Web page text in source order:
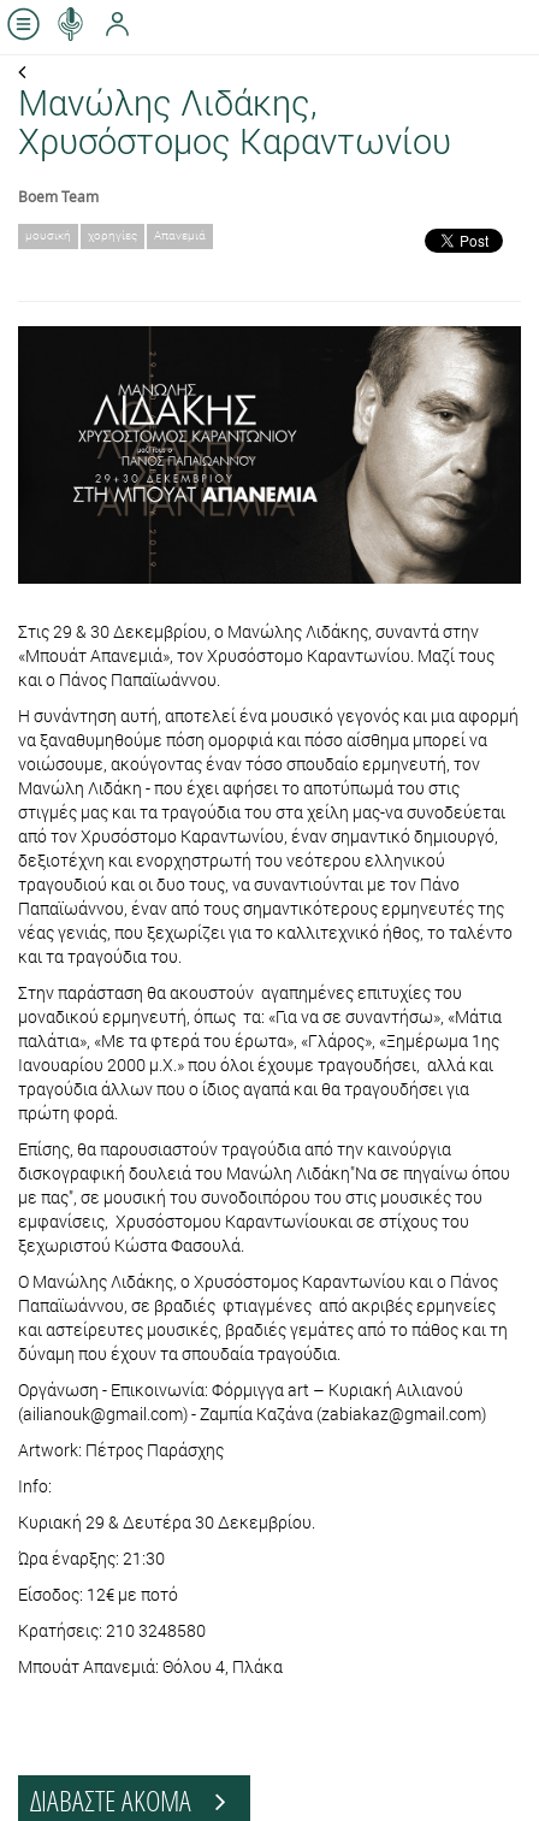
Μανώλης Λιδάκης,
Χρυσόστομος Καραντωνίου
Boem Team
μουσική χορηγίες Απανεμιά
Στις 29 & 30 Δεκεμβρίου, ο Μανώλης Λιδάκης, συναντά στην
«Μπουάτ Απανεμιά», τον Χρυσόστομο Καραντωνίου. Μαζί τους
και ο Πάνος Παπαϊωάννου.
Η συνάντηση αυτή, αποτελεί ένα μουσικό γεγονός και μια αφορμή
να ξαναθυμηθούμε πόση ομορφιά και πόσο αίσθημα μπορεί να
νοιώσουμε, ακούγοντας έναν τόσο σπουδαίο ερμηνευτή, τον
Μανώλη Λιδάκη - που έχει αφήσει το αποτύπωμά του στις
στιγμές μας και τα τραγούδια του στα χείλη μας-να συνοδεύεται
από τον Χρυσόστομο Καραντωνίου, έναν σημαντικό δημιουργό,
δεξιοτέχνη και ενορχηστρωτή του νεότερου ελληνικού
τραγουδιού και οι δυο τους, να συναντιούνται με τον Πάνο
Παπαϊωάννου, έναν από τους σημαντικότερους ερμηνευτές της
νέας γενιάς, που ξεχωρίζει για το καλλιτεχνικό ήθος, το ταλέντο
και τα τραγούδια του.
Στην παράσταση θα ακουστούν αγαπημένες επιτυχίες του
μοναδικού ερμηνευτή, όπως τα: «Για να σε συναντήσω», «Μάτια
παλάτια», «Με τα φτερά του έρωτα», «Γλάρος», «Ξημέρωμα 1ης
Ιανουαρίου 2000 μ.Χ.» που όλοι έχουμε τραγουδήσει, αλλά και
τραγούδια άλλων που ο ίδιος αγαπά και θα τραγουδήσει για
πρώτη φορά.
Επίσης, θα παρουσιαστούν τραγούδια από την καινούργια
δισκογραφική δουλειά του Μανώλη Λιδάκη"Να σε πηγαίνω όπου
με πας", σε μουσική του συνοδοιπόρου του στις μουσικές του
εμφανίσεις, Χρυσόστομου Καραντωνίουκαι σε στίχους του
ξεχωριστού Κώστα Φασουλά.
Ο Μανώλης Λιδάκης, ο Χρυσόστομος Καραντωνίου και ο Πάνος
Παπαϊωάννου, σε βραδιές φτιαγμένες από ακριβές ερμηνείες
και αστείρευτες μουσικές, βραδιές γεμάτες από το πάθος και τη
δύναμη που έχουν τα σπουδαία τραγούδια.
Οργάνωση - Επικοινωνία: Φόρμιγγα art – Κυριακή Αιλιανού
(ailianouk@gmail.com) - Ζαμπία Καζάνα (zabiakaz@gmail.com)
Artwork: Πέτρος Παράσχης
Info:
Κυριακή 29 & Δευτέρα 30 Δεκεμβρίου.
Ώρα έναρξης: 21:30
Είσοδος: 12€ με ποτό
Κρατήσεις: 210 3248580
Μπουάτ Απανεμιά: Θόλου 4, Πλάκα
ΔΙΑΒΑΣΤΕ ΑΚΟΜΑ